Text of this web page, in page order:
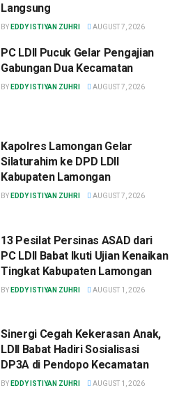
Langsung
BY EDDY ISTIYAN ZUHRI AUGUST 7, 2026
PC LDII Pucuk Gelar Pengajian
Gabungan Dua Kecamatan
BY EDDY ISTIYAN ZUHRI AUGUST 7, 2026
Kapolres Lamongan Gelar
Silaturahim ke DPD LDII
Kabupaten Lamongan
BY EDDY ISTIYAN ZUHRI AUGUST 7, 2026
13 Pesilat Persinas ASAD dari
PC LDII Babat Ikuti Ujian Kenaikan
Tingkat Kabupaten Lamongan
BY EDDY ISTIYAN ZUHRI AUGUST 1, 2026
Sinergi Cegah Kekerasan Anak,
LDII Babat Hadiri Sosialisasi
DP3A di Pendopo Kecamatan
BY EDDY ISTIYAN ZUHRI AUGUST 1, 2026